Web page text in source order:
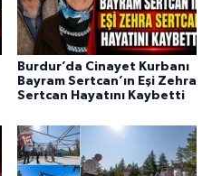
Burdur’da Cinayet Kurbanı
Bayram Sertcan’ın Eşi Zehra
Sertcan Hayatını Kaybetti